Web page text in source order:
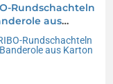
Rundschachteln
aus